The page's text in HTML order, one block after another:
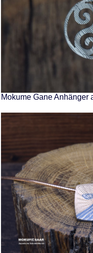
Mokume Gane Anhänger